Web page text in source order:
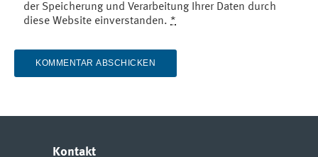
der Speicherung und Verarbeitung Ihrer Daten durch
diese Website einverstanden. *
Kontakt